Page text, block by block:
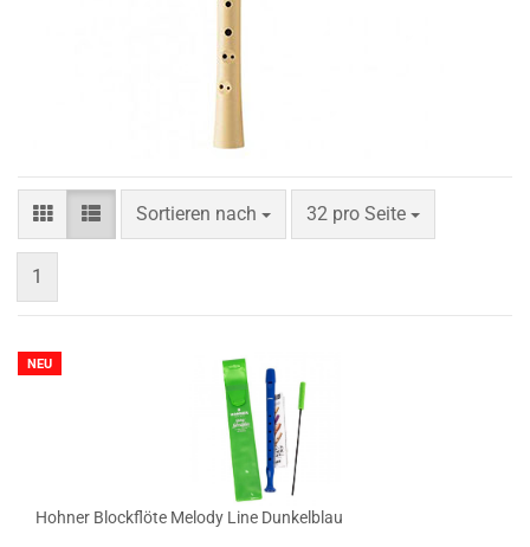
Sortieren nach
Sortieren nach 32 pro Seite
pro Seite
1
NEU
Hohner Blockflöte Melody Line Dunkelblau